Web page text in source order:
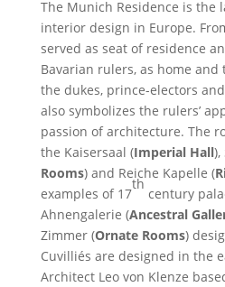
The Munich Residence is the
interior design in Europe.
served as seat of residence
Bavarian rulers, as home
the dukes, prince-electors
also symbolizes the rulers’
passion of architecture. The
the Kaisersaal (Imperial Hall),
Rooms) and Reiche Kapelle (
examples of 17
th
century
Ahnengalerie (Ancestral
Zimmer (Ornate Rooms)
Cuvilliés are designed in the
Architect Leo von Klenze